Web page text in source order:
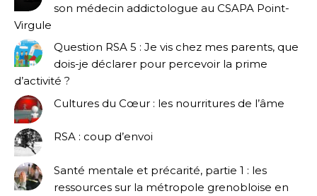
son médecin addictologue au CSAPA Point-
Virgule
Question RSA 5 : Je vis chez mes parents, que
dois-je déclarer pour percevoir la prime
d’activité ?
Cultures du Cœur : les nourritures de l’âme
RSA : coup d’envoi
Santé mentale et précarité, partie 1 : les
ressources sur la métropole grenobloise en